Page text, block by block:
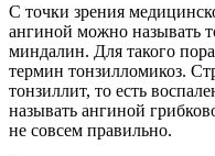
C точки зрения
ангиной можно называть
миндалин. Для такого
термин тонзилломикоз.
тонзиллит, то есть
называть ангиной
не совсем правильно.